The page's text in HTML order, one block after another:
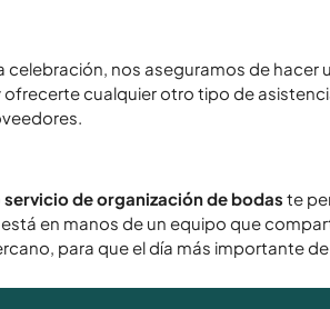
celebración, nos aseguramos de
cualquier otro tipo de
servicio de organización de bodas te
en manos de un equipo que
para que el día más importante